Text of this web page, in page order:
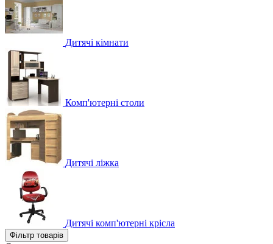
Дитячі кімнати
Комп'ютерні столи
Дитячі ліжка
Дитячі комп'ютерні крісла
Фільтр товарів